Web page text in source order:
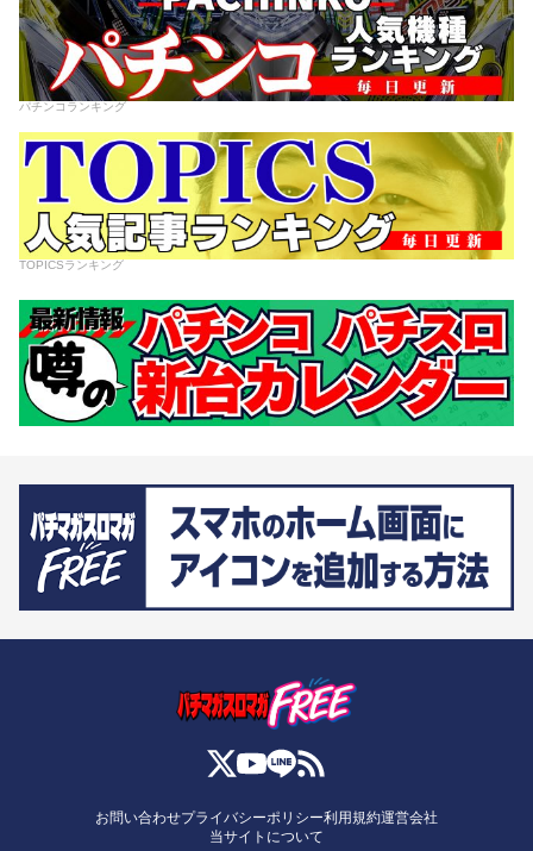
パチンコランキング
TOPICSランキング
お問い合わせプライバシーポリシー利用規約運営会社
当サイトについて